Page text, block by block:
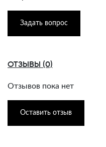
Задать вопрос
ОТЗЫВЫ (0)
Отзывов пока нет
Оставить отзыв